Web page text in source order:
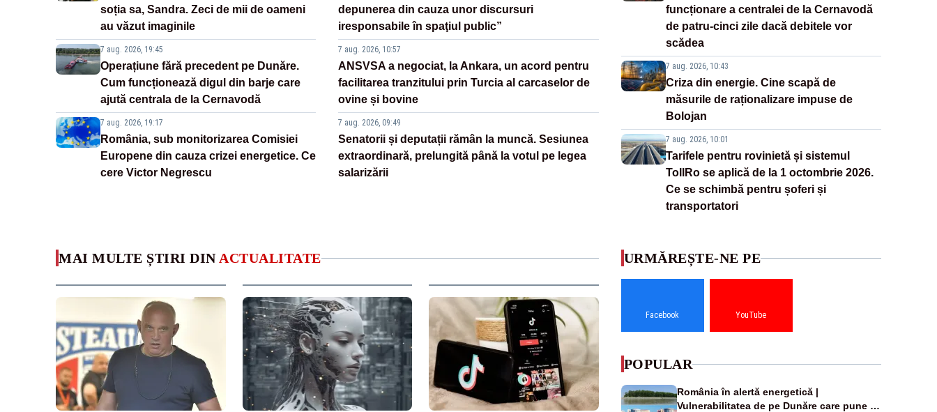
soția sa, Sandra. Zeci de mii de oameni
au văzut imaginile
7 aug. 2026, 19:45
Operațiune fără precedent pe Dunăre.
Cum funcționează digul din barje care
ajută centrala de la Cernavodă
7 aug. 2026, 19:17
România, sub monitorizarea Comisiei
Europene din cauza crizei energetice. Ce
cere Victor Negrescu
depunerea din cauza unor discursuri
iresponsabile în spaţiul public”
7 aug. 2026, 10:57
ANSVSA a negociat, la Ankara, un acord pentru
facilitarea tranzitului prin Turcia al carcaselor de
ovine și bovine
7 aug. 2026, 09:49
Senatorii și deputații rămân la muncă. Sesiunea
extraordinară, prelungită până la votul pe legea
salarizării
funcționare a centralei de la Cernavodă
de patru-cinci zile dacă debitele vor
scădea
7 aug. 2026, 10:43
Criza din energie. Cine scapă de
măsurile de raționalizare impuse de
Bolojan
7 aug. 2026, 10:01
Tarifele pentru rovinietă și sistemul
TollRo se aplică de la 1 octombrie 2026.
Ce se schimbă pentru șoferi și
transportatori
MAI MULTE ȘTIRI DIN ACTUALITATE URMĂREȘTE-NE PE
Facebook YouTube
POPULAR
România în alertă energetică |
Vulnerabilitatea de pe Dunăre care pune în